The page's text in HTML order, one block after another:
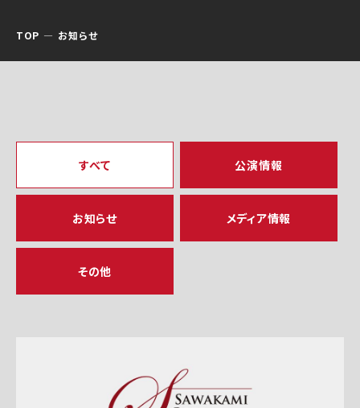
TOP お知らせ
すべて 公演情報
お知らせ メディア情報
その他